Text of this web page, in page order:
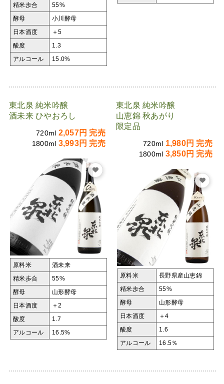
精米歩合 55%
酵母 小川酵母
日本酒度 ＋5
酸度 1.3
アルコール 15.0%
東北泉 純米吟醸
酒未来 ひやおろし
720ml 2,057円 完売
1800ml 3,993円 完売
原料米 酒未来
精米歩合 55%
酵母 山形酵母
日本酒度 ＋2
酸度 1.7
アルコール 16.5%
東北泉 純米吟醸
山恵錦 秋あがり
限定品
720ml 1,980円 完売
1800ml 3,850円 完売
原料米 長野県産山恵錦
精米歩合 55%
酵母 山形酵母
日本酒度 ＋4
酸度 1.6
アルコール 16.5％